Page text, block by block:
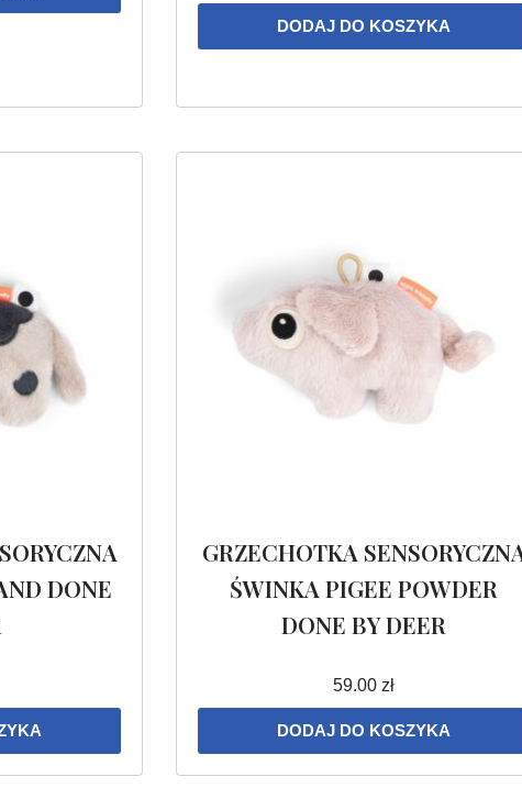
DODAJ DO KOSZYKA
DONE
GRZECHOTKA
ŚWINKA PIGEE POWDER
DONE BY DEER
59.00zł
DODAJ DO KOSZYKA